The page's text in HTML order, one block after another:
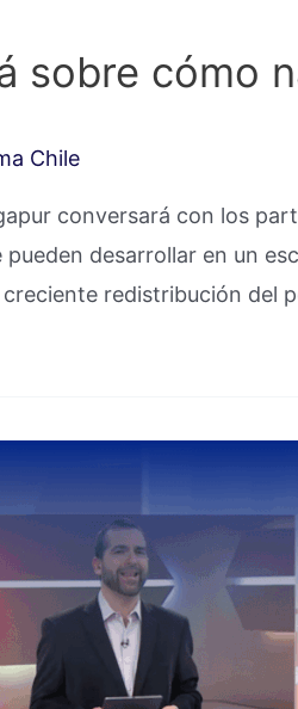
sobre cómo
Chile
conversará con los
desarrollar en un
redistribución del